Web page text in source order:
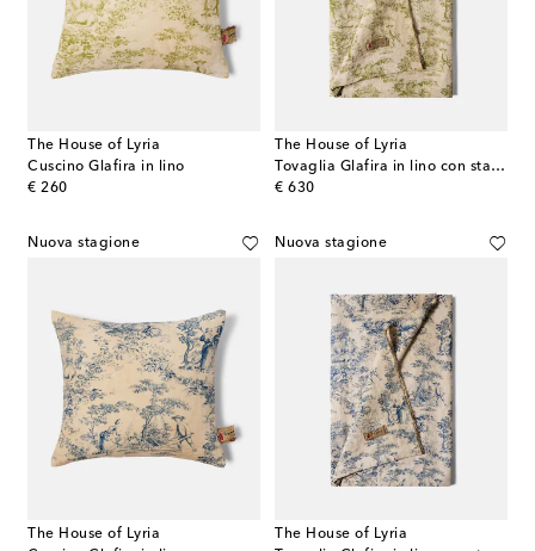
The House of Lyria
Cuscino Glafira in lino
€ 260
original price
The House of Lyria
Tovaglia Glafira in lino con stampa toile de jouy
€ 630
original price
Nuova stagione
The House of Lyria
Nuova stagione
The House of Lyria